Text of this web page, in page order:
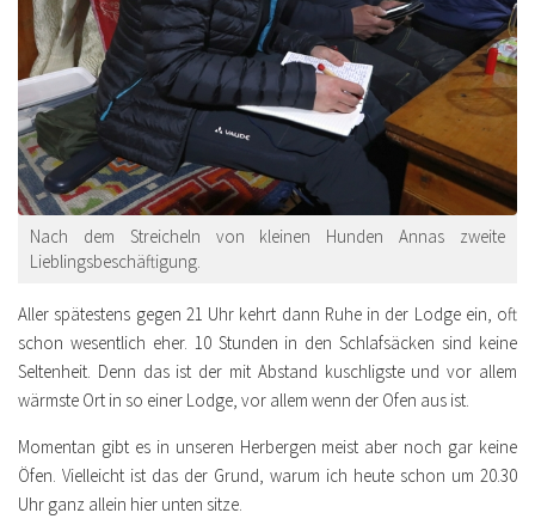
Nach dem Streicheln von kleinen Hunden Annas zweite
Lieblingsbeschäftigung.
Aller spätestens gegen 21 Uhr kehrt dann Ruhe in der Lodge ein, oft
schon wesentlich eher. 10 Stunden in den Schlafsäcken sind keine
Seltenheit. Denn das ist der mit Abstand kuschligste und vor allem
wärmste Ort in so einer Lodge, vor allem wenn der Ofen aus ist.
Momentan gibt es in unseren Herbergen meist aber noch gar keine
Öfen. Vielleicht ist das der Grund, warum ich heute schon um 20.30
Uhr ganz allein hier unten sitze.